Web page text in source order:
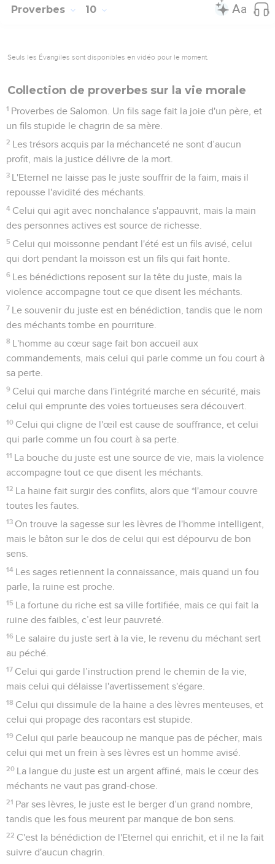
Proverbes 10
Seuls les Évangiles sont disponibles en vidéo pour le moment.
Collection de proverbes sur la vie morale
1 Proverbes de Salomon. Un fils sage fait la joie d'un père, et
un fils stupide le chagrin de sa mère.
2 Les trésors acquis par la méchanceté ne sont d’aucun
profit, mais la justice délivre de la mort.
3 L'Eternel ne laisse pas le juste souffrir de la faim, mais il
repousse l'avidité des méchants.
4 Celui qui agit avec nonchalance s'appauvrit, mais la main
des personnes actives est source de richesse.
5 Celui qui moissonne pendant l'été est un fils avisé, celui
qui dort pendant la moisson est un fils qui fait honte.
6 Les bénédictions reposent sur la tête du juste, mais la
violence accompagne tout ce que disent les méchants.
7 Le souvenir du juste est en bénédiction, tandis que le nom
des méchants tombe en pourriture.
8 L'homme au cœur sage fait bon accueil aux
commandements, mais celui qui parle comme un fou court à
sa perte.
9 Celui qui marche dans l'intégrité marche en sécurité, mais
celui qui emprunte des voies tortueuses sera découvert.
10 Celui qui cligne de l'œil est cause de souffrance, et celui
qui parle comme un fou court à sa perte.
11 La bouche du juste est une source de vie, mais la violence
accompagne tout ce que disent les méchants.
12 La haine fait surgir des conflits, alors que *l'amour couvre
toutes les fautes.
13 On trouve la sagesse sur les lèvres de l'homme intelligent,
mais le bâton sur le dos de celui qui est dépourvu de bon
sens.
14 Les sages retiennent la connaissance, mais quand un fou
parle, la ruine est proche.
15 La fortune du riche est sa ville fortifiée, mais ce qui fait la
ruine des faibles, c’est leur pauvreté.
16 Le salaire du juste sert à la vie, le revenu du méchant sert
au péché.
17 Celui qui garde l’instruction prend le chemin de la vie,
mais celui qui délaisse l'avertissement s'égare.
18 Celui qui dissimule de la haine a des lèvres menteuses, et
celui qui propage des racontars est stupide.
19 Celui qui parle beaucoup ne manque pas de pécher, mais
celui qui met un frein à ses lèvres est un homme avisé.
20 La langue du juste est un argent affiné, mais le cœur des
méchants ne vaut pas grand-chose.
21 Par ses lèvres, le juste est le berger d’un grand nombre,
tandis que les fous meurent par manque de bon sens.
22 C'est la bénédiction de l'Eternel qui enrichit, et il ne la fait
suivre d'aucun chagrin.